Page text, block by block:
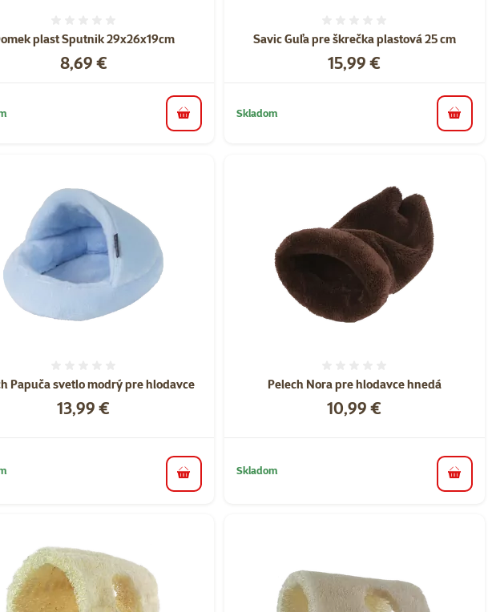
plast Sputnik 29x26x19cm
Cena
8,69 €
do košíka
Savic Guľa pre škrečka plastová 25 cm
Cena
15,99 €
Skladom do
Papuča svetlo modrý pre hlodavce
Cena
13,99 €
do košíka
Pelech Nora pre hlodavce hnedá
Cena
10,99 €
Skladom
do